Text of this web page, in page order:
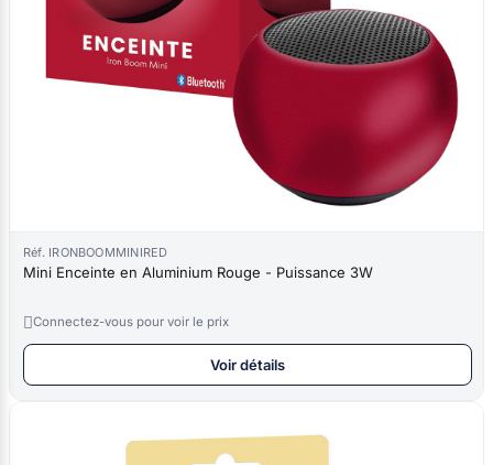
Réf. IRONBOOMMINIRED
Mini Enceinte en Aluminium Rouge - Puissance 3W
Connectez-vous pour voir le prix
Voir détails